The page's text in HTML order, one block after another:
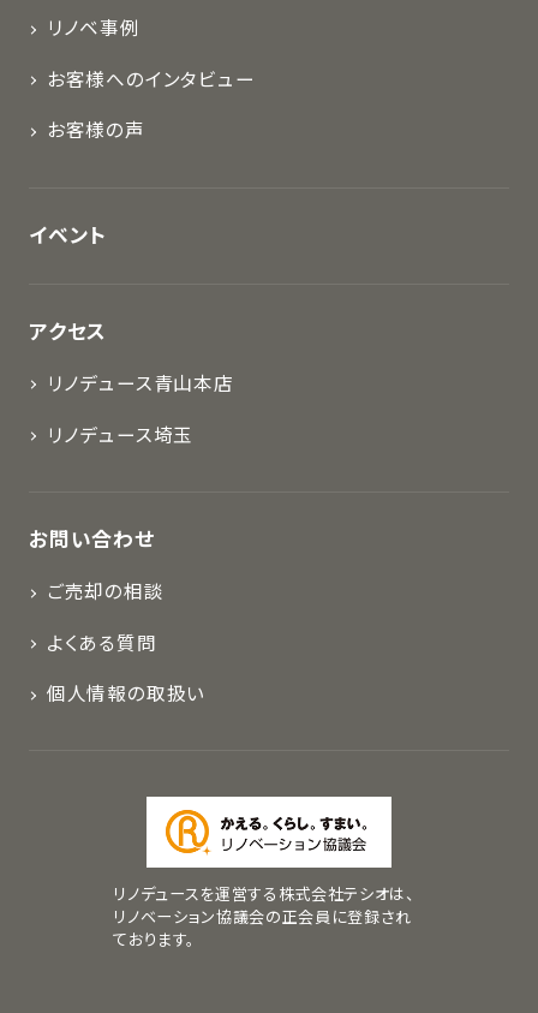
リノベ事例
お客様へのインタビュー
お客様の声
イベント
アクセス
リノデュース青山本店
リノデュース埼玉
お問い合わせ
ご売却の相談
よくある質問
個人情報の取扱い
リノデュースを運営する株式会社テシオは、
リノベーション協議会の正会員に登録され
ております。